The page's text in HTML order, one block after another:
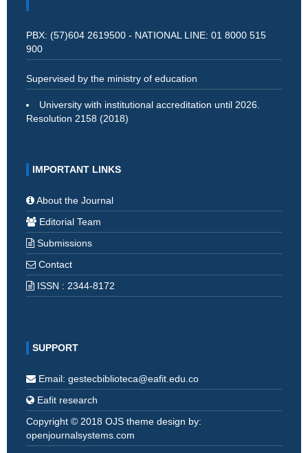
PBX: (57)604 2619500 - NATIONAL LINE: 01 8000 515
900
Supervised by the ministry of education
University with institutional accreditation until 2026.
Resolution 2158 (2018)
IMPORTANT LINKS
About the Journal
Editorial Team
Submissions
Contact
ISSN : 2344-8172
SUPPORT
Email: gestecbiblioteca@eafit.edu.co
Eafit research
Copyright © 2018 OJS theme design by:
openjournalsystems.com